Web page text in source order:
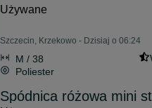
Używane
Szczecin, Krzekowo - Dzisiaj o 06:24
M / 38
Poliester
Spódnica różowa mini